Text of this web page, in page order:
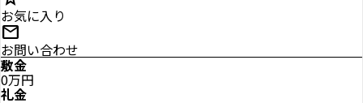
お気に入り
mail
お問い合わせ
敷金
0万円
礼金